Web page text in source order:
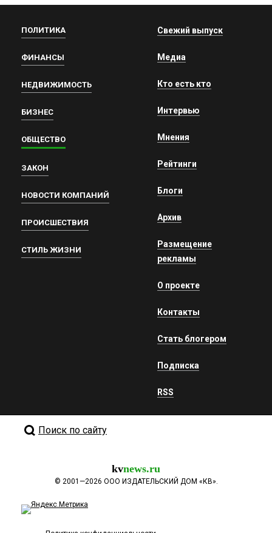
ПОЛИТИКА
ФИНАНСЫ
НЕДВИЖИМОСТЬ
БИЗНЕС
ОБЩЕСТВО
ЗАКОН
НОВОСТИ КОМПАНИЙ
ПРОИСШЕСТВИЯ
СТИЛЬ ЖИЗНИ
Свежий выпуск
Медиа
Кто есть кто
Интервью
Мнения
Рейтинги
Блоги
Архив
Размещение
рекламы
О проекте
Контакты
Стать блогером
Подписка
RSS
Поиск по сайту
kvnews.ru
© 2001—2026 ООО ИЗДАТЕЛЬСКИЙ ДОМ «КВ».